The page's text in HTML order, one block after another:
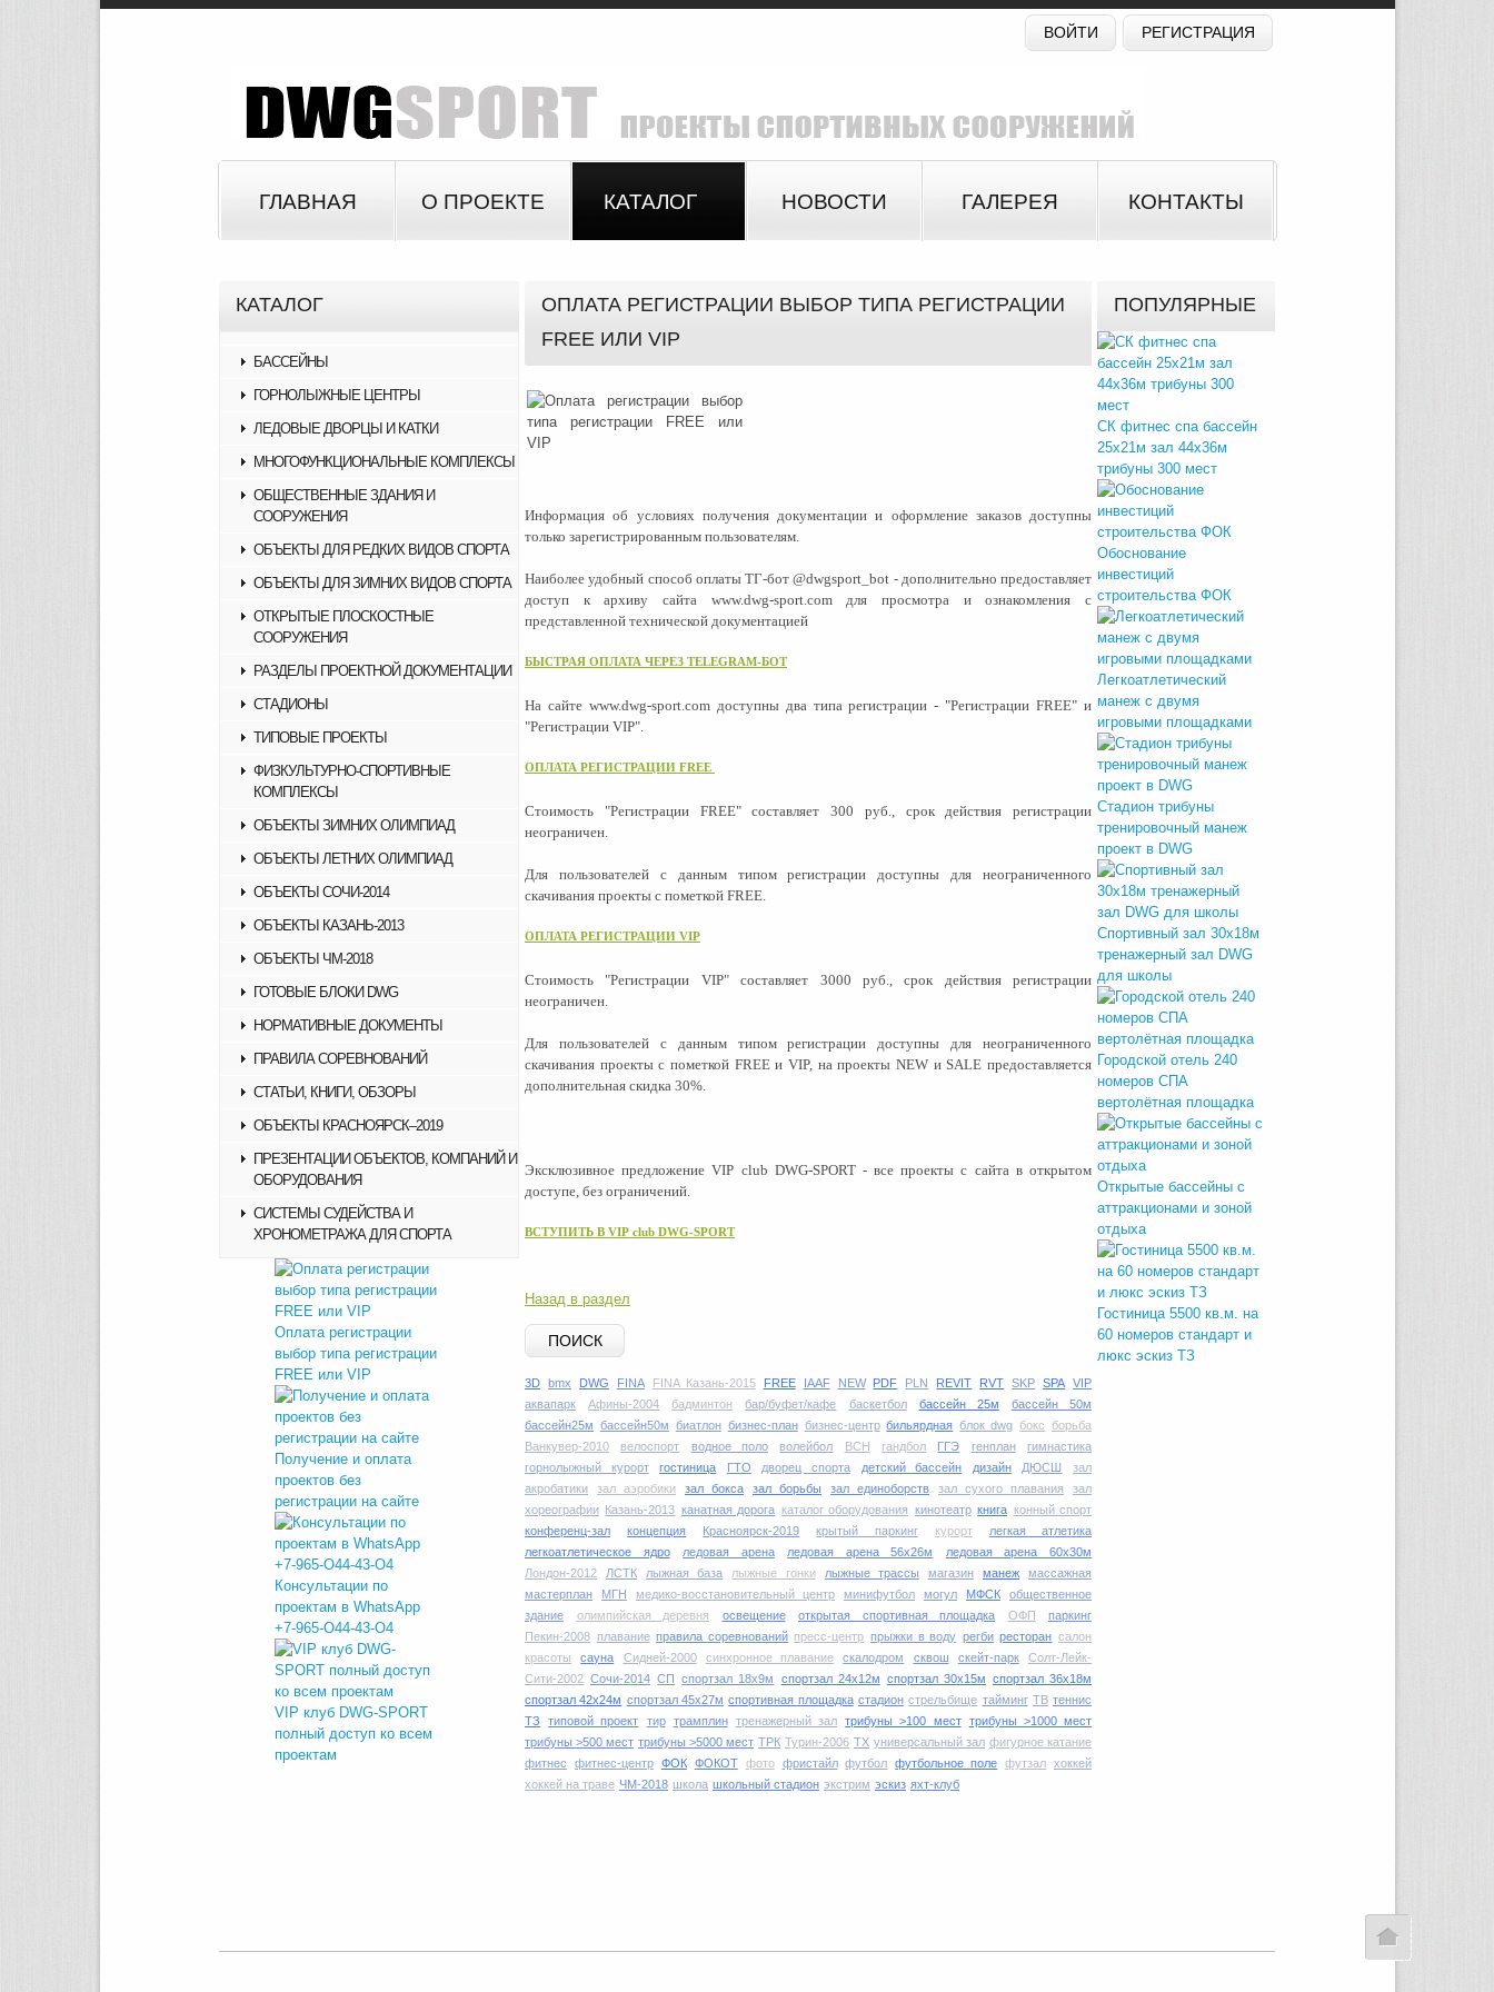
ВОЙТИ РЕГИСТРАЦИЯ
ГЛАВНАЯ О ПРОЕКТЕ КАТАЛОГ НОВОСТИ ГАЛЕРЕЯ КОНТАКТЫ
КАТАЛОГ
БАССЕЙНЫ
ГОРНОЛЫЖНЫЕ ЦЕНТРЫ
ЛЕДОВЫЕ ДВОРЦЫ И КАТКИ
МНОГОФУНКЦИОНАЛЬНЫЕ КОМПЛЕКСЫ
ОБЩЕСТВЕННЫЕ ЗДАНИЯ И
СООРУЖЕНИЯ
ОБЪЕКТЫ ДЛЯ РЕДКИХ ВИДОВ СПОРТА
ОБЪЕКТЫ ДЛЯ ЗИМНИХ ВИДОВ СПОРТА
ОТКРЫТЫЕ ПЛОСКОСТНЫЕ
СООРУЖЕНИЯ
РАЗДЕЛЫ ПРОЕКТНОЙ ДОКУМЕНТАЦИИ
СТАДИОНЫ
ТИПОВЫЕ ПРОЕКТЫ
ФИЗКУЛЬТУРНО-СПОРТИВНЫЕ
КОМПЛЕКСЫ
ОБЪЕКТЫ ЗИМНИХ ОЛИМПИАД
ОБЪЕКТЫ ЛЕТНИХ ОЛИМПИАД
ОБЪЕКТЫ СОЧИ-2014
ОБЪЕКТЫ КАЗАНЬ-2013
ОБЪЕКТЫ ЧМ-2018
ГОТОВЫЕ БЛОКИ DWG
НОРМАТИВНЫЕ ДОКУМЕНТЫ
ПРАВИЛА СОРЕВНОВАНИЙ
СТАТЬИ, КНИГИ, ОБЗОРЫ
ОБЪЕКТЫ КРАСНОЯРСК–2019
ПРЕЗЕНТАЦИИ ОБЪЕКТОВ, КОМПАНИЙ И
ОБОРУДОВАНИЯ
СИСТЕМЫ СУДЕЙСТВА И
ХРОНОМЕТРАЖА ДЛЯ СПОРТА
Оплата регистрации
выбор типа регистрации
FREE или VIP
Получение и оплата
проектов без
регистрации на сайте
Консультации по
проектам в WhatsApp
+7-965-O44-43-O4
VIP клуб DWG-SPORT
полный доступ ко всем
проектам
ОПЛАТА РЕГИСТРАЦИИ ВЫБОР ТИПА РЕГИСТРАЦИИ
FREE ИЛИ VIP
Информация об условиях получения документации и оформление заказов доступны
только зарегистрированным пользователям.
Наиболее удобный способ оплаты ТГ-бот @dwgsport_bot - дополнительно предоставляет
доступ к архиву сайта www.dwg-sport.com для просмотра и ознакомления с
представленной технической документацией
БЫСТРАЯ ОПЛАТА ЧЕРЕЗ TELEGRAM-БОТ
На сайте www.dwg-sport.com доступны два типа регистрации - "Регистрации FREE" и
"Регистрации VIP".
ОПЛАТА РЕГИСТРАЦИИ FREE
Стоимость "Регистрации FREE" составляет 300 руб., срок действия регистрации
неограничен.
Для пользователей с данным типом регистрации доступны для неограниченного
скачивания проекты с пометкой FREE.
ОПЛАТА РЕГИСТРАЦИИ VIP
Стоимость "Регистрации VIP" составляет 3000 руб., срок действия регистрации
неограничен.
Для пользователей с данным типом регистрации доступны для неограниченного
скачивания проекты с пометкой FREE и VIP, на проекты NEW и SALE предоставляется
дополнительная скидка 30%.
Эксклюзивное предложениеVIP club DWG-SPORT- все проекты с сайта в открытом
доступе, без ограничений.
ВСТУПИТЬ В VIP club DWG-SPORT
Назад в раздел
ПОИСК
3D bmx DWG FINA FINA Казань-2015 FREE IAAF NEW PDF PLN REVIT RVT SKP SPA VIP
аквапарк
Афины-2004 бадминтон бар/буфет/кафе баскетбол бассейн 25м
бассейн 50м
бассейн25м бассейн50м биатлон бизнес-план бизнес-центр бильярдная блок dwg бокс
борьба
Ванкувер-2010
велоспорт водное поло волейбол ВСН гандбол ГГЭ генплан
гимнастика
горнолыжный курорт
гостиница ГТО дворец спорта детский бассейн дизайн ДЮСШ
зал
акробатики
зал аэробики зал бокса зал борьбы зал единоборств зал сухого плавания
зал
хореографии Казань-2013 канатная дорога каталог оборудования кинотеатр книга конный спорт
конференц-зал
концепция Красноярск-2019 крытый паркинг курорт
легкая атлетика
легкоатлетическое ядро
ледовая арена ледовая арена 56х26м
ледовая арена 60х30м
Лондон-2012
ЛСТК лыжная база лыжные гонки лыжные трассы магазин манеж
массажная
мастерплан
МГН медико-восстановительный центр минифутбол могул МФСК
общественное
здание
олимпийская деревня освещение открытая спортивная площадка ОФП
паркинг
Пекин-2008 плавание правила соревнований пресс-центр прыжки в воду регби ресторан салон
красоты
сауна Сидней-2000 синхронное плавание скалодром сквош скейт-парк
Солт-Лейк-
Сити-2002 Сочи-2014 СП спортзал 18х9м спортзал 24х12м спортзал 30х15м спортзал 36х18м
спортзал 42х24м спортзал 45х27м спортивная площадка стадион стрельбище тайминг ТВ теннис
ТЗ
типовой проект тир трамплин тренажерный зал трибуны >100 мест
трибуны >1000 мест
трибуны >500 мест трибуны >5000 мест ТРК Турин-2006 ТХ универсальный зал фигурное катание
фитнес
фитнес-центр ФОК ФОКОТ фото фристайл футбол футбольное поле футзал хоккей
хоккей на траве ЧМ-2018 школа школьный стадион экстрим эскиз яхт-клуб
ПОПУЛЯРНЫЕ
СК фитнес спа бассейн
25х21м зал 44х36м
трибуны 300 мест
Обоснование
инвестиций
строительства ФОК
Легкоатлетический
манеж с двумя
игровыми площадками
Стадион трибуны
тренировочный манеж
проект в DWG
Спортивный зал 30х18м
тренажерный зал DWG
для школы
Городской отель 240
номеров СПА
вертолётная площадка
Открытые бассейны с
аттракционами и зоной
отдыха
Гостиница 5500 кв.м. на
60 номеров стандарт и
люкс эскиз ТЗ